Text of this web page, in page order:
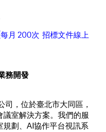
月 200次 招標文件線上
務開發
司，位於臺北市大同區，
室解決方案。我們的服
劃、AI協作平台視訊系